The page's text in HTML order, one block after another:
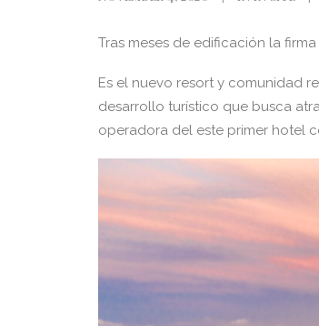
Tras meses de edificación la
Es el nuevo resort y comunidad
desarrollo turístico que busca
operadora del este primer hotel